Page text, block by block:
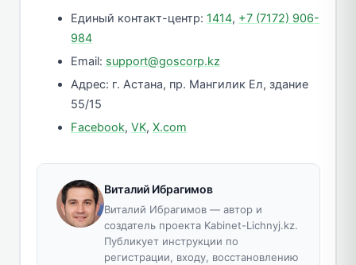
Единый контакт-центр: 1414, +7 (7172) 906-
984
Email: support@goscorp.kz
Адрес: г. Астана, пр. Мангилик Ел, здание
55/15
Facebook, VK, X.com
Виталий Ибрагимов
Виталий Ибрагимов — автор и
создатель проекта Kabinet-Lichnyj.kz.
Публикует инструкции по
регистрации, входу, восстановлению